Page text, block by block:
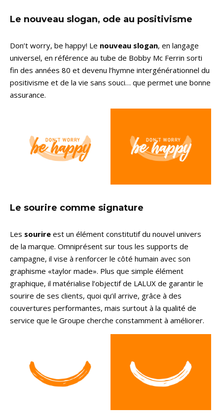
Le nouveau slogan, ode au positivisme
Don’t worry, be happy! Le nouveau slogan, en langage
universel, en référence au tube de Bobby Mc Ferrin sorti
fin des années 80 et devenu l’hymne intergénérationnel du
positivisme et de la vie sans souci… que permet une bonne
assurance.
Le sourire comme signature
Les sourire est un élément constitutif du nouvel univers
de la marque. Omniprésent sur tous les supports de
campagne, il vise à renforcer le côté humain avec son
graphisme «taylor made». Plus que simple élément
graphique, il matérialise l’objectif de LALUX de garantir le
sourire de ses clients, quoi qu’il arrive, grâce à des
couvertures performantes, mais surtout à la qualité de
service que le Groupe cherche constamment à améliorer.